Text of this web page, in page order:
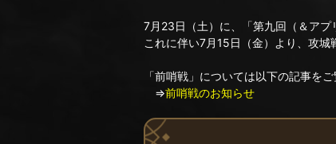
7月23日（土）に、「第九回（＆アプ
これに伴い7月15日（金）より、攻城
「前哨戦」については以下の記事をご
⇒前哨戦のお知らせ